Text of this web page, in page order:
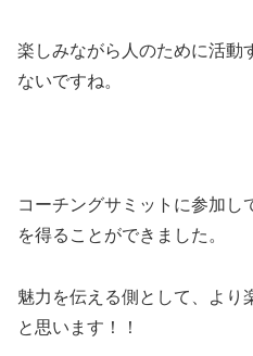
楽しみながら人のために活動
ないですね。
コーチングサミットに参加し
を得ることができました。
魅力を伝える側として、より
と思います！！